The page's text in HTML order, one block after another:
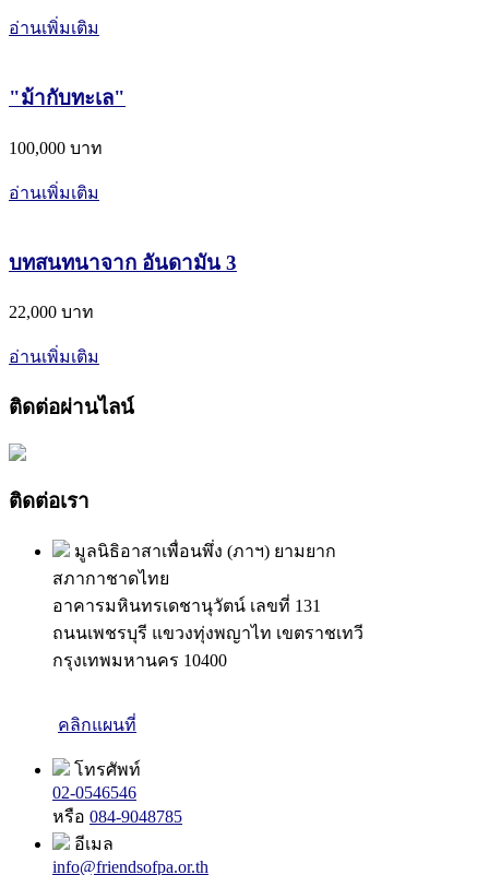
อ่านเพิ่มเติม
"ม้ากับทะเล"
100,000 บาท
อ่านเพิ่มเติม
บทสนทนาจาก อันดามัน 3
22,000 บาท
อ่านเพิ่มเติม
ติดต่อผ่านไลน์
ติดต่อเรา
มูลนิธิอาสาเพื่อนพึ่ง (ภาฯ) ยามยาก
สภากาชาดไทย
อาคารมหินทรเดชานุวัตน์ เลขที่ 131
ถนนเพชรบุรี แขวงทุ่งพญาไท เขตราชเทวี
กรุงเทพมหานคร 10400
คลิกแผนที่
โทรศัพท์
02-0546546
หรือ 084-9048785
อีเมล
info@friendsofpa.or.th